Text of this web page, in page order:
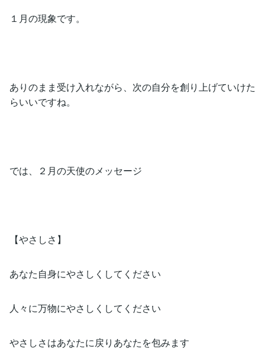
１月の現象です。
ありのまま受け入れながら、次の自分を創り上げていけた
らいいですね。
では、２月の天使のメッセージ
【やさしさ】
あなた自身にやさしくしてください
人々に万物にやさしくしてください
やさしさはあなたに戻りあなたを包みます